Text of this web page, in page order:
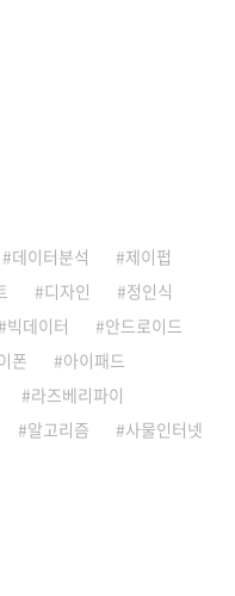
데이터분석
제이펍
디자인
정인식
빅데이터
안드로이드
폰
아이패드
라즈베리파이
알고리즘 사물인터넷